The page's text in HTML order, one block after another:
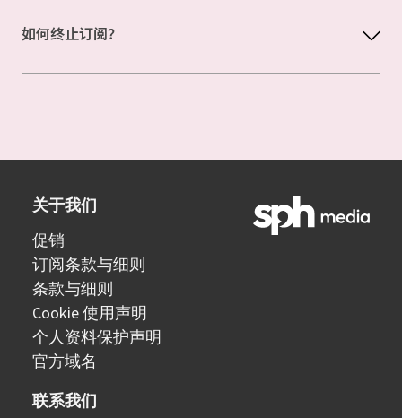
如何终止订阅？
关于我们
促销
订阅条款与细则
条款与细则
Cookie 使用声明
个人资料保护声明
官方域名
联系我们